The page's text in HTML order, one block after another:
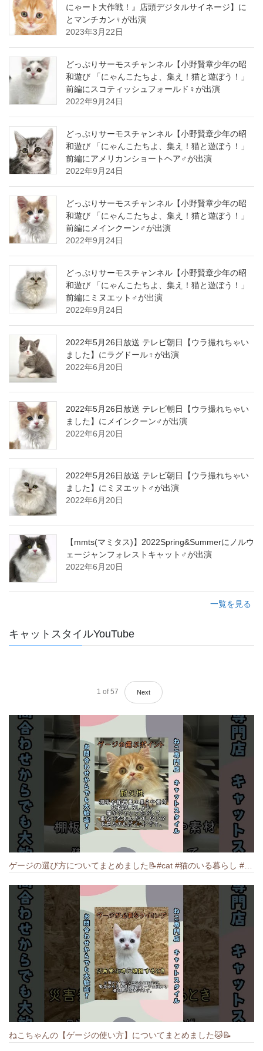
にゃート大作戦！』店頭デジタルサイネージ】に
とマンチカン♀が出演
2023年3月22日
どっぷりサーモスチャンネル【小野賢章少年の昭
和遊び 「にゃんこたちよ、集え！猫と遊ぼう！」
前編にスコティッシュフォールド♀が出演
2022年9月24日
どっぷりサーモスチャンネル【小野賢章少年の昭
和遊び 「にゃんこたちよ、集え！猫と遊ぼう！」
前編にアメリカンショートヘア♂が出演
2022年9月24日
どっぷりサーモスチャンネル【小野賢章少年の昭
和遊び 「にゃんこたちよ、集え！猫と遊ぼう！」
前編にメインクーン♂が出演
2022年9月24日
どっぷりサーモスチャンネル【小野賢章少年の昭
和遊び 「にゃんこたちよ、集え！猫と遊ぼう！」
前編にミヌエット♂が出演
2022年9月24日
2022年5月26日放送 テレビ朝日【ウラ撮れちゃい
ました】にラグドール♀が出演
2022年6月20日
2022年5月26日放送 テレビ朝日【ウラ撮れちゃい
ました】にメインクーン♂が出演
2022年6月20日
2022年5月26日放送 テレビ朝日【ウラ撮れちゃい
ました】にミヌエット♂が出演
2022年6月20日
【mmts(マミタス)】2022Spring&Summerにノルウ
ェージャンフォレストキャット♂が出演
2022年6月20日
一覧を見る
キャットスタイルYouTube
1 of 57 Next
ねこちゃんの【ゲージの使い方】についてまとめました️🐱📝